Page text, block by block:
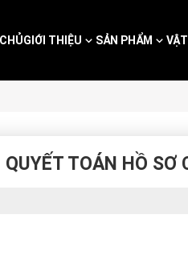
GIỚI THIỆU SẢN PHẨM
TOÁN HỒ SƠ